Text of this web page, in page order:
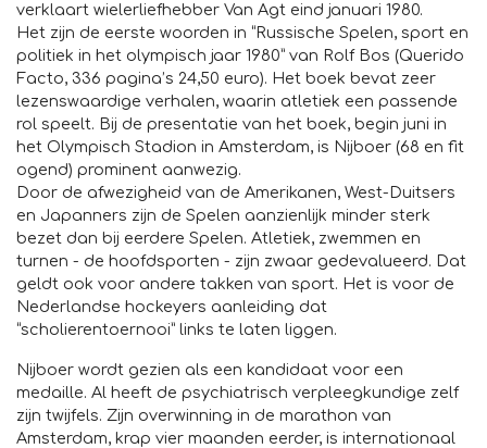
verklaart wielerliefhebber Van Agt eind januari 1980.
Het zijn de eerste woorden in “Russische Spelen, sport en
politiek in het olympisch jaar 1980” van Rolf Bos (Querido
Facto, 336 pagina’s 24,50 euro). Het boek bevat zeer
lezenswaardige verhalen, waarin atletiek een passende
rol speelt. Bij de presentatie van het boek, begin juni in
het Olympisch Stadion in Amsterdam, is Nijboer (68 en fit
ogend) prominent aanwezig.
Door de afwezigheid van de Amerikanen, West-Duitsers
en Japanners zijn de Spelen aanzienlijk minder sterk
bezet dan bij eerdere Spelen. Atletiek, zwemmen en
turnen - de hoofdsporten - zijn zwaar gedevalueerd. Dat
geldt ook voor andere takken van sport. Het is voor de
Nederlandse hockeyers aanleiding dat
“scholierentoernooi” links te laten liggen.
Nijboer wordt gezien als een kandidaat voor een
medaille. Al heeft de psychiatrisch verpleegkundige zelf
zijn twijfels. Zijn overwinning in de marathon van
Amsterdam, krap vier maanden eerder, is internationaal